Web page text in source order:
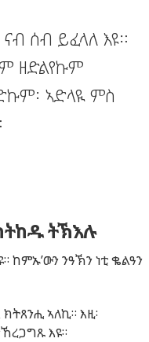
ሰብ ይፈላለ እዩ።
ዘድልየኩም
ኣድላዪ ምስ
ትኽእሉ
ከምኡ’ውን ንዓኽን ነቲ ቈልዓን
ኣለኪ። እዚ፡
እዩ።